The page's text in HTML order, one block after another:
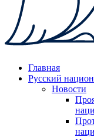
Главная
Русский
Новости